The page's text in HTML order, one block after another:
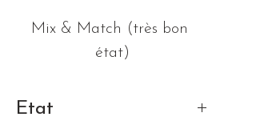
Mix & Match (très bon
état)
Etat